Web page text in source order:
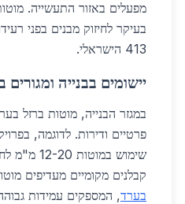
מפעלים באזור התעשייה.
בעיקר לחיזוק מבנים בפני
413 הישראלי.
יישומים בבנייה ומגורים
במגזר הבנייה, מוטות ברזל
שימוש
קבלנים מקומיים מעדיפים
בערד, המספקים עמידות